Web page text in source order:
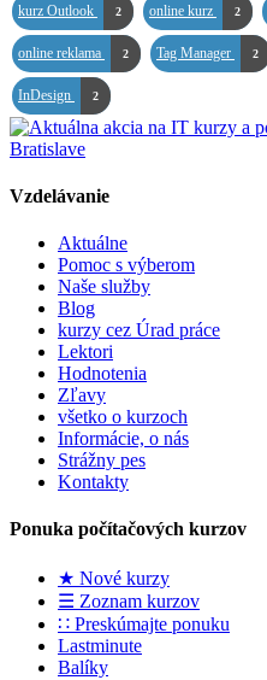
kurz Outlook 2 online kurz 2
online reklama 2 Tag Manager 2
InDesign 2
Vzdelávanie
Aktuálne
Pomoc s výberom
Naše služby
Blog
kurzy cez Úrad práce
Lektori
Hodnotenia
Zľavy
všetko o kurzoch
Informácie, o nás
Strážny pes
Kontakty
Ponuka počítačových kurzov
★ Nové kurzy
☰ Zoznam kurzov
∷ Preskúmajte ponuku
Lastminute
Balíky